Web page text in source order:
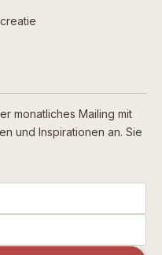
monatliches Mailing mit
und Inspirationen an. Sie